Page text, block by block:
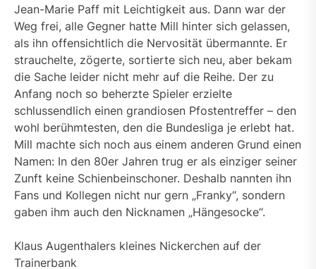
Jean-Marie Paff mit Leichtigkeit aus. Dann war der
Weg frei, alle Gegner hatte Mill hinter sich gelassen,
als ihn offensichtlich die Nervosität übermannte. Er
strauchelte, zögerte, sortierte sich neu, aber bekam
die Sache leider nicht mehr auf die Reihe. Der zu
Anfang noch so beherzte Spieler erzielte
schlussendlich einen grandiosen Pfostentreffer – den
wohl berühmtesten, den die Bundesliga je erlebt hat.
Mill machte sich noch aus einem anderen Grund einen
Namen: In den 80er Jahren trug er als einziger seiner
Zunft keine Schienbeinschoner. Deshalb nannten ihn
Fans und Kollegen nicht nur gern „Franky“, sondern
gaben ihm auch den Nicknamen „Hängesocke“.
Klaus Augenthalers kleines Nickerchen auf der
Trainerbank